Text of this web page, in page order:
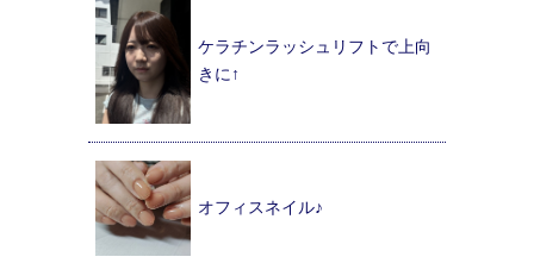
ケラチンラッシュリフトで上向
きに↑
オフィスネイル♪